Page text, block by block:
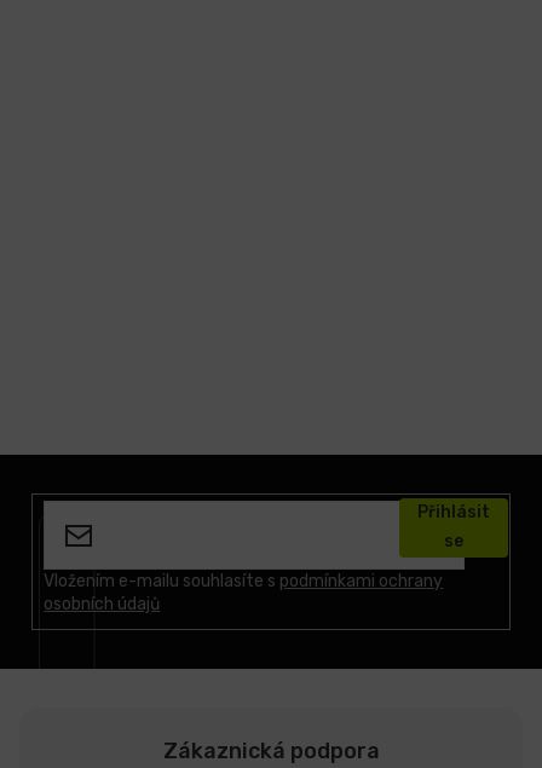
Vložením e-mailu souhlasíte s podmínkami ochrany
osobních údajů
Přihlásit
se
Zákaznická podpora